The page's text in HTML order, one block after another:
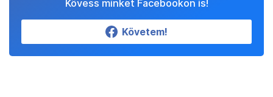
Kövess minket Facebookon is!
Követem!